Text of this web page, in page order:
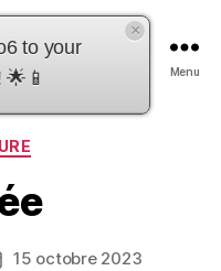
Menu
15 octobre 2023
to your
×